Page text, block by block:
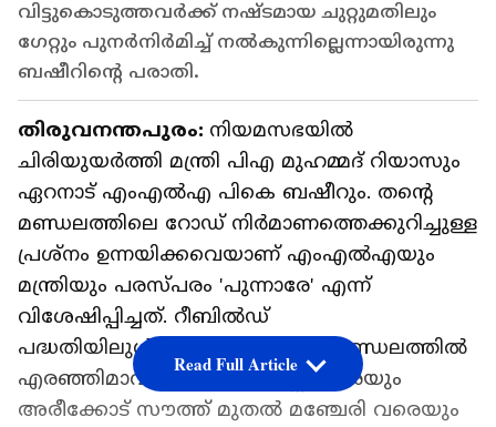
വിട്ടുകൊടുത്തവര്‍ക്ക് നഷ്ടമായ ചുറ്റുമതിലും
ഗേറ്റും പുനര്‍നിര്‍മിച്ച് നല്‍കുന്നില്ലെന്നായിരുന്നു
ബഷീറിന്‍റെ പരാതി.
തിരുവനന്തപുരം: നിയമസഭയില്‍
ചിരിയുയര്‍ത്തി മന്ത്രി പിഎ മുഹമ്മദ് റിയാസും
ഏറനാട് എംഎല്‍എ പികെ ബഷീറും. തന്‍റെ
മണ്ഡലത്തിലെ റോഡ് നിര്‍മാണത്തെക്കുറിച്ചുള്ള
പ്രശ്നം ഉന്നയിക്കവെയാണ് എംഎല്‍എയും
മന്ത്രിയും പരസ്പരം 'പുന്നാരേ' എന്ന്
വിശേഷിപ്പിച്ചത്. റീബില്‍ഡ്
പദ്ധതിയിലുള്‍പ്പെടുത്തി ഏറനാട് മണ്ഡലത്തില്‍
എരഞ്ഞിമാവ് മുതല്‍ എടവണ്ണ വരെയും
അരീക്കോട് സൗത്ത് മുതല്‍ മഞ്ചേരി വരെയും
Read Full Article